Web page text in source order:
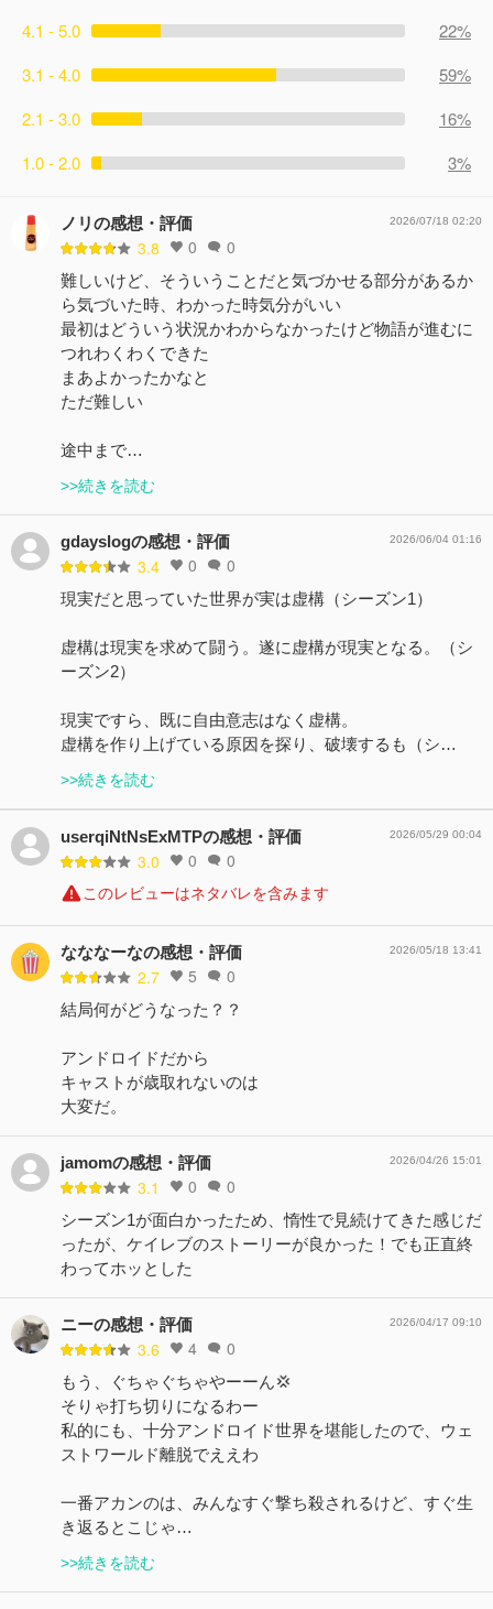
4.1 - 5.0
22%
3.1 - 4.0
59%
2.1 - 3.0
16%
1.0 - 2.0
3%
ノリの感想・評価
3.8 0 0
2026/07/18 02:20
難しいけど、そういうことだと気づかせる部分があるか
ら気づいた時、わかった時気分がいい
最初はどういう状況かわからなかったけど物語が進むに
つれわくわくできた
まあよかったかなと
ただ難しい
途中まで…
>>続きを読む
gdayslogの感想・評価
3.4 0 0
2026/06/04 01:16
現実だと思っていた世界が実は虚構（シーズン1）
虚構は現実を求めて闘う。遂に虚構が現実となる。（シ
ーズン2）
現実ですら、既に自由意志はなく虚構。
虚構を作り上げている原因を探り、破壊するも（シ…
>>続きを読む
userqiNtNsExMTPの感想・評価
3.0 0 0
2026/05/29 00:04
このレビューはネタバレを含みます
なななーなの感想・評価
2.7 5 0
2026/05/18 13:41
結局何がどうなった？？
アンドロイドだから
キャストが歳取れないのは
大変だ。
jamomの感想・評価
3.1 0 0
2026/04/26 15:01
シーズン1が面白かったため、惰性で見続けてきた感じだ
ったが、ケイレブのストーリーが良かった！でも正直終
わってホッとした
ニーの感想・評価
3.6 4 0
2026/04/17 09:10
もう、ぐちゃぐちゃやーーん💢
そりゃ打ち切りになるわー
私的にも、十分アンドロイド世界を堪能したので、ウェ
ストワールド離脱でええわ
一番アカンのは、みんなすぐ撃ち殺されるけど、すぐ生
き返るとこじゃ…
>>続きを読む